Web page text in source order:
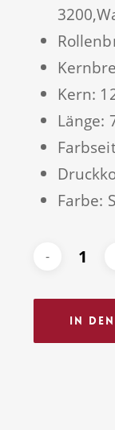
3200,
Kern:
Länge:
Farbe:
In